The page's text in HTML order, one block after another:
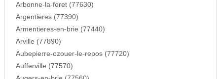
Arbonne-la-foret (77630)
Argentieres (77390)
Armentieres-en-brie (77440)
Arville (77890)
Aubepierre-ozouer-le-repos (77720)
Aufferville (77570)